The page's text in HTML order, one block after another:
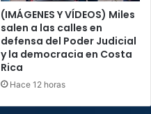
(IMÁGENES Y VÍDEOS) Miles
salen a las calles en
defensa del Poder Judicial
y la democracia en Costa
Rica
Hace 12 horas